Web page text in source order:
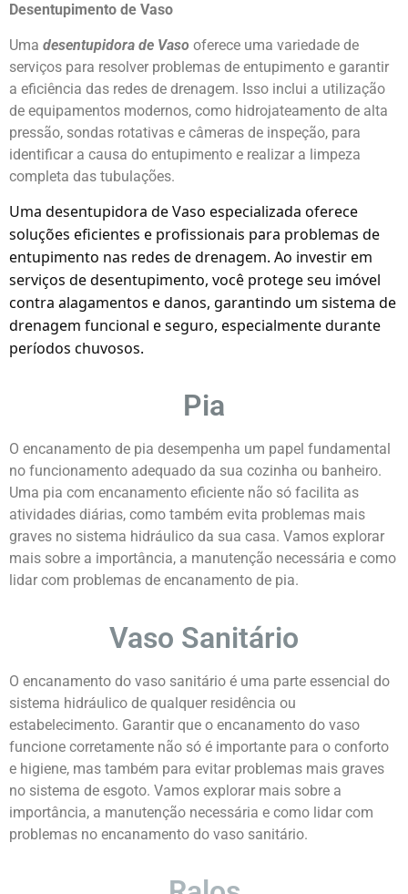
Desentupimento de Vaso
Uma desentupidora de Vaso oferece uma variedade de
serviços para resolver problemas de entupimento e garantir
a eficiência das redes de drenagem. Isso inclui a utilização
de equipamentos modernos, como hidrojateamento de alta
pressão, sondas rotativas e câmeras de inspeção, para
identificar a causa do entupimento e realizar a limpeza
completa das tubulações.
Uma desentupidora de Vaso especializada oferece
soluções eficientes e profissionais para problemas de
entupimento nas redes de drenagem. Ao investir em
serviços de desentupimento, você protege seu imóvel
contra alagamentos e danos, garantindo um sistema de
drenagem funcional e seguro, especialmente durante
períodos chuvosos.
Pia
O encanamento de pia desempenha um papel fundamental
no funcionamento adequado da sua cozinha ou banheiro.
Uma pia com encanamento eficiente não só facilita as
atividades diárias, como também evita problemas mais
graves no sistema hidráulico da sua casa. Vamos explorar
mais sobre a importância, a manutenção necessária e como
lidar com problemas de encanamento de pia.
Vaso Sanitário
O encanamento do vaso sanitário é uma parte essencial do
sistema hidráulico de qualquer residência ou
estabelecimento. Garantir que o encanamento do vaso
funcione corretamente não só é importante para o conforto
e higiene, mas também para evitar problemas mais graves
no sistema de esgoto. Vamos explorar mais sobre a
importância, a manutenção necessária e como lidar com
problemas no encanamento do vaso sanitário.